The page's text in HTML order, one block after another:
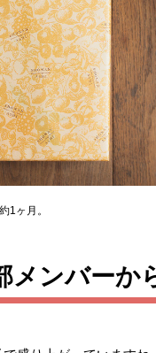
1ヶ月。
メンバーか